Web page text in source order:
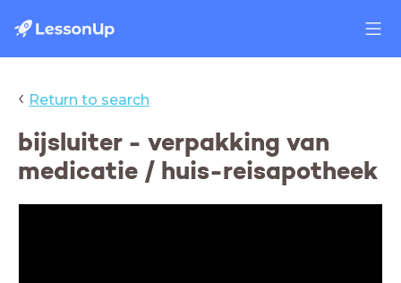
‹ Return to search
bijsluiter - verpakking van
medicatie / huis-reisapotheek